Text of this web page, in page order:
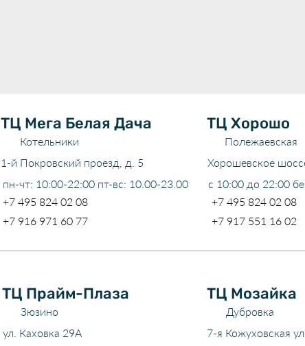
+7 917 551 16 02
+7 916 971 60 77
+7 495 824 02 08
+7 495 824 02 08
с 10:00 до 22:00
пн-чт: 10:00-22:00 пт-вс: 10.00-23.00
7-я Кожуховская
Хорошевское
ул. Каховка 29А
1-й Покровский проезд, д. 5
Дубровка
Полежаевская
Зюзино
Котельники
ТЦ Мозайка
ТЦ Хорошо
ТЦ Прайм-Плаза
ТЦ Мега Белая Дача